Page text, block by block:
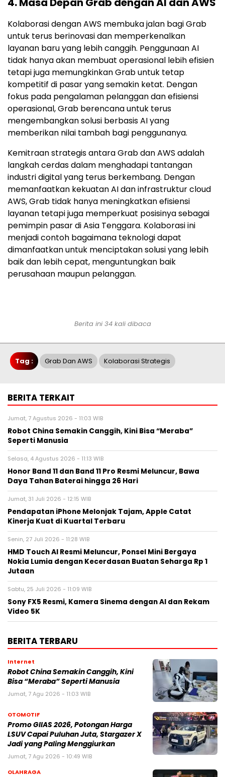
Kolaborasi dengan AWS membuka jalan bagi Grab
untuk terus berinovasi dan memperkenalkan
layanan baru yang lebih canggih. Penggunaan AI
tidak hanya akan membuat operasional lebih efisien
tetapi juga memungkinkan Grab untuk tetap
kompetitif di pasar yang semakin ketat. Dengan
fokus pada pengalaman pelanggan dan efisiensi
operasional, Grab berencana untuk terus
mengembangkan solusi berbasis AI yang
memberikan nilai tambah bagi penggunanya.
Kemitraan strategis antara Grab dan AWS adalah
langkah cerdas dalam menghadapi tantangan
industri digital yang terus berkembang. Dengan
memanfaatkan kekuatan AI dan infrastruktur cloud
AWS, Grab tidak hanya meningkatkan efisiensi
layanan tetapi juga memperkuat posisinya sebagai
pemimpin pasar di Asia Tenggara. Kolaborasi ini
menjadi contoh bagaimana teknologi dapat
dimanfaatkan untuk menciptakan solusi yang lebih
baik dan lebih cepat, menguntungkan baik
perusahaan maupun pelanggan.
Berita ini 34 kali dibaca
Tag : Grab Dan AWS Kolaborasi Strategis
BERITA TERKAIT
Jumat, 7 Agustus 2026 - 11:03 WIB
Robot China Semakin Canggih, Kini Bisa “Meraba”
Seperti Manusia
Selasa, 4 Agustus 2026 - 11:13 WIB
Honor Band 11 dan Band 11 Pro Resmi Meluncur, Bawa
Daya Tahan Baterai hingga 26 Hari
Jumat, 31 Juli 2026 - 12:15 WIB
Pendapatan iPhone Melonjak Tajam, Apple Catat
Kinerja Kuat di Kuartal Terbaru
Senin, 27 Juli 2026 - 11:28 WIB
HMD Touch AI Resmi Meluncur, Ponsel Mini Bergaya
Nokia Lumia dengan Kecerdasan Buatan Seharga Rp 1
Jutaan
Sabtu, 25 Juli 2026 - 11:09 WIB
Sony FX5 Resmi, Kamera Sinema dengan AI dan Rekam
Video 5K
BERITA TERBARU
Internet
Robot China Semakin Canggih, Kini
Bisa “Meraba” Seperti Manusia
Jumat, 7 Agu 2026 - 11:03 WIB
OTOMOTIF
Promo GIIAS 2026, Potongan Harga
LSUV Capai Puluhan Juta, Stargazer X
Jadi yang Paling Menggiurkan
Jumat, 7 Agu 2026 - 10:49 WIB
OLAHRAGA